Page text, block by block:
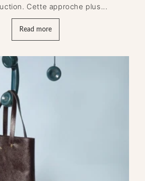
Cette approche plus...
Read more